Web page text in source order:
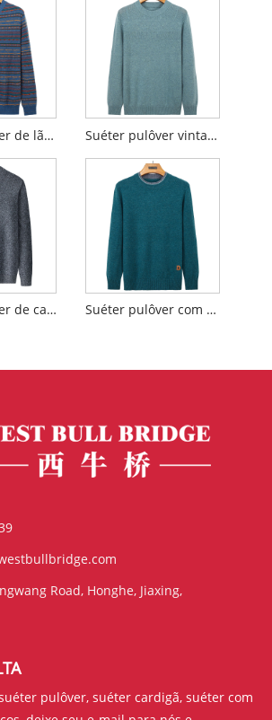
Suéter pulôver de lã Merino com gola redonda Suéter pulôver vintage com gola redonda
Suéter pulôver de caxemira com gola redonda Suéter pulôver com gola redonda azul marinho
Road, Honghe, Jiaxing,
pulôver, suéter cardigã, suéter com